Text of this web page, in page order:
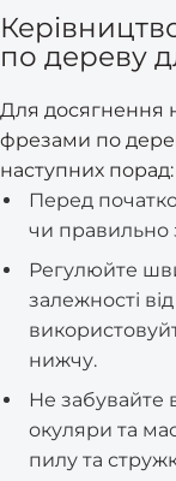
по дереву
Для досягнення
фрезами по
наступних порад:
Перед
чи правильно
Регулюйте
залежності
нижчу.
Не забувайте
окуляри та
пилу та